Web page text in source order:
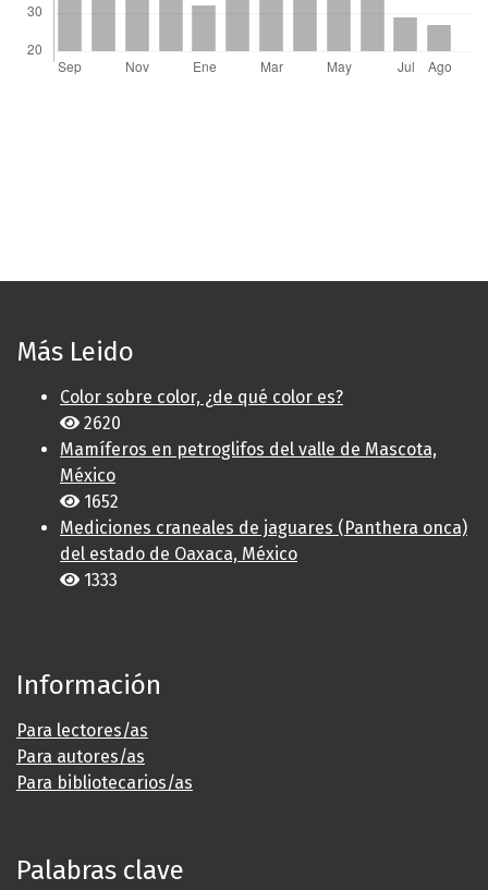
Más Leido
Color sobre color, ¿de qué color es?
2620
Mamíferos en petroglifos del valle de Mascota,
México
1652
Mediciones craneales de jaguares (Panthera onca)
del estado de Oaxaca, México
1333
Información
Para lectores/as
Para autores/as
Para bibliotecarios/as
Palabras clave